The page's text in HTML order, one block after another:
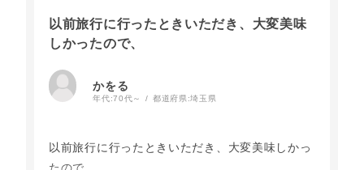
以前旅行に行ったときいただき、大変美味
しかったので、
かをる
年代:70代～ 都道府県:埼玉県
以前旅行に行ったときいただき、大変美味しかっ